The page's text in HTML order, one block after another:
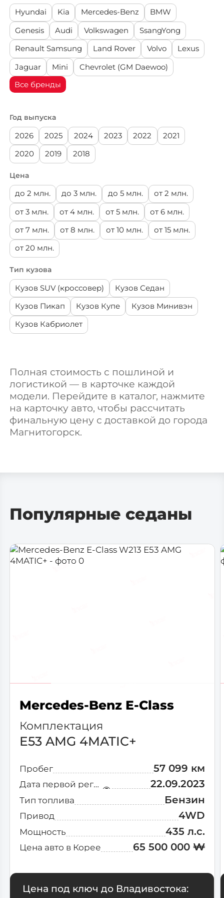
(офис: г. Видное, ул. Донбасская д. 2
стр.1)
Volvo
Lexus
Jaguar
Chevrolet (GM
Daewoo)
Aston Martin
Bentley
Infiniti
BYD
Chrysler
Alfa Romeo
Chevrolet
Dodge
Ford
Lotus
Maserati
McLaren
Nissan
Polestar
Hyundai Kia Mercedes-Benz BMW
Genesis Audi Volkswagen SsangYong
Renault Samsung Land Rover Volvo Lexus
Jaguar Mini
Chevrolet (GM Daewoo)
Все бренды
Год выпуска
2026 2025 2024 2023 2022 2021
2020 2019 2018
Цена
до 2 млн. до 3 млн. до 5 млн. от 2 млн.
от 3 млн. от 4 млн. от 5 млн. от 6 млн.
от 7 млн. от 8 млн. от 10 млн. от 15 млн.
от 20 млн.
Тип кузова
Кузов SUV (кроссовер) Кузов Седан
Кузов Пикап Кузов Купе Кузов Минивэн
Кузов Кабриолет
Полная стоимость с пошлиной и
логистикой — в карточке каждой
модели. Перейдите в каталог, нажмите
на карточку авто, чтобы рассчитать
финальную цену с доставкой до города
Магнитогорск.
Популярные седаны
Mercedes-Benz E-Class
Комплектация
E53 AMG 4MATIC+
Пробег 57 099 км
Дата первой регистрации 22.09.2023
Тип топлива Бензин
Привод 4WD
Мощность 435 л.с.
Цена авто в Корее 65 500 000 ₩
Цена под ключ до Владивостока: